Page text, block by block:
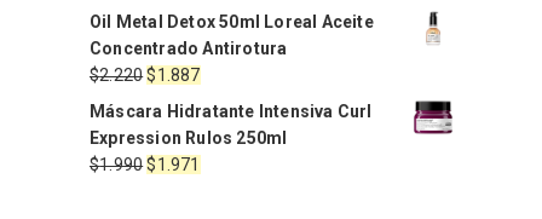
precio
original
era:
$2.220.
precio
actual
es:
$1.998.
Oil Metal Detox 50ml Loreal Aceite
Concentrado Antirotura
$2.220El
precio
original
era:
$2.220.
$1.887El
actual
es:
$1.887.
Máscara Hidratante Intensiva Curl
Expression Rulos 250ml
$1.990El
$1.971